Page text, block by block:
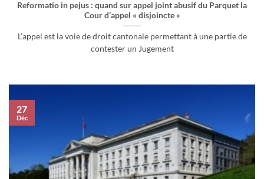
Reformatio in pejus : quand sur appel joint abusif du Parquet la
Cour d’appel « disjoincte »
L’appel est la voie de droit cantonale permettant à une partie de
contester un Jugement
27
Déc